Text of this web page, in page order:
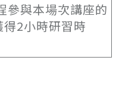
參與本場次講座的
2小時研習時